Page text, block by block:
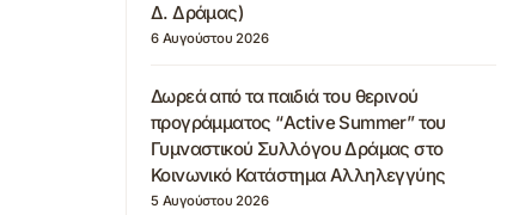
Δ. Δράμας)
6 Αυγούστου 2026
Δωρεά από τα παιδιά του θερινού
προγράμματος “Active Summer” του
Γυμναστικού Συλλόγου Δράμας στο
Κοινωνικό Κατάστημα Αλληλεγγύης
5 Αυγούστου 2026